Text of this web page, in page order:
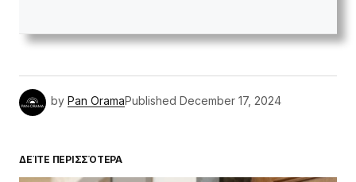
by Pan OramaPublished December 17, 2024
ΔΕΊΤΕ ΠΕΡΙΣΣΌΤΕΡΑ